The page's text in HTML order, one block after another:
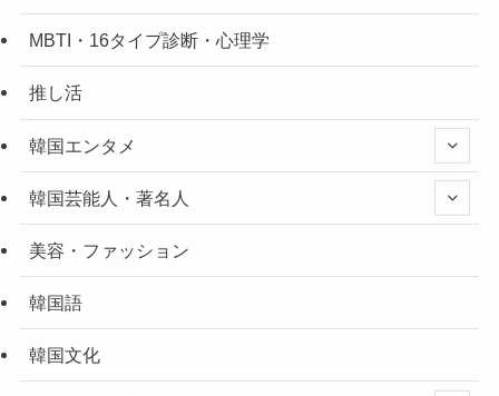
MBTI・16タイプ診断・心理学
推し活
韓国エンタメ
韓国芸能人・著名人
美容・ファッション
韓国語
韓国文化